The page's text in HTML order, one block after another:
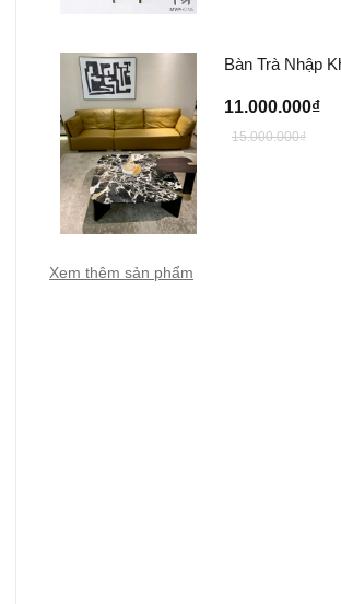
11.000.000₫
15.000.000₫
Xem thêm sản phẩm